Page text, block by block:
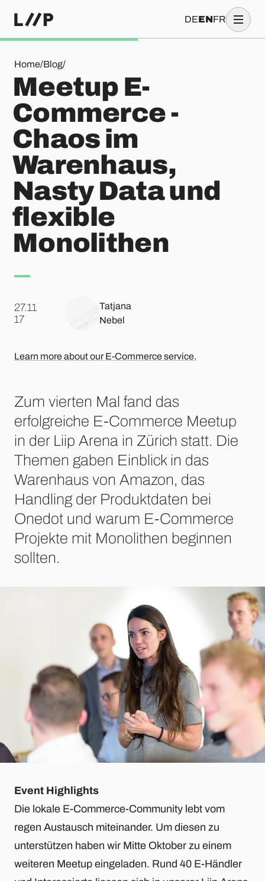
DEENFR
Home/Blog/
Meetup E-Commerce - Chaos im Warenhaus, Nasty Data
Meetup E-
Commerce -
Chaos im
Warenhaus,
Nasty Data und
flexible
Monolithen
27.11
.17
Tatjana
Nebel
Learn more about our E-Commerce service.
Zum vierten Mal fand das
erfolgreiche E-Commerce Meetup
in der Liip Arena in Zürich statt. Die
Themen gaben Einblick in das
Warenhaus von Amazon, das
Handling der Produktdaten bei
Onedot und warum E-Commerce
Projekte mit Monolithen beginnen
sollten.
Event Highlights
Die lokale E-Commerce-Community lebt vom
regen Austausch miteinander. Um diesen zu
unterstützen haben wir Mitte Oktober zu einem
weiteren Meetup eingeladen. Rund 40 E-Händler